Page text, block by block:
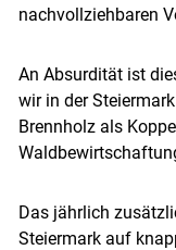
nachvollziehbaren
An Absurdität ist
wir in der
Brennholz als
Das jährlich
Steiermark auf